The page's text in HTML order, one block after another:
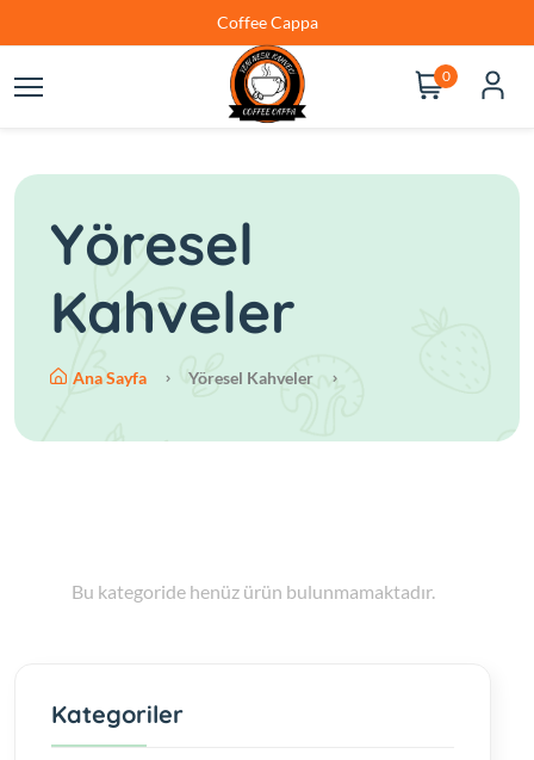
Coffee Cappa
0
Yöresel
Kahveler
Ana Sayfa Yöresel Kahveler
Bu kategoride henüz ürün bulunmamaktadır.
Kategoriler